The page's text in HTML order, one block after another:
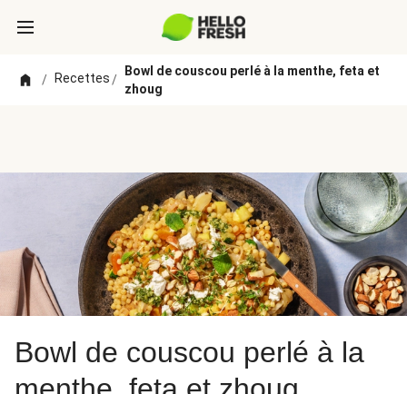
/ Recettes/
Bowl de couscou perlé à la menthe, feta et
zhoug
Bowl de couscou perlé à la